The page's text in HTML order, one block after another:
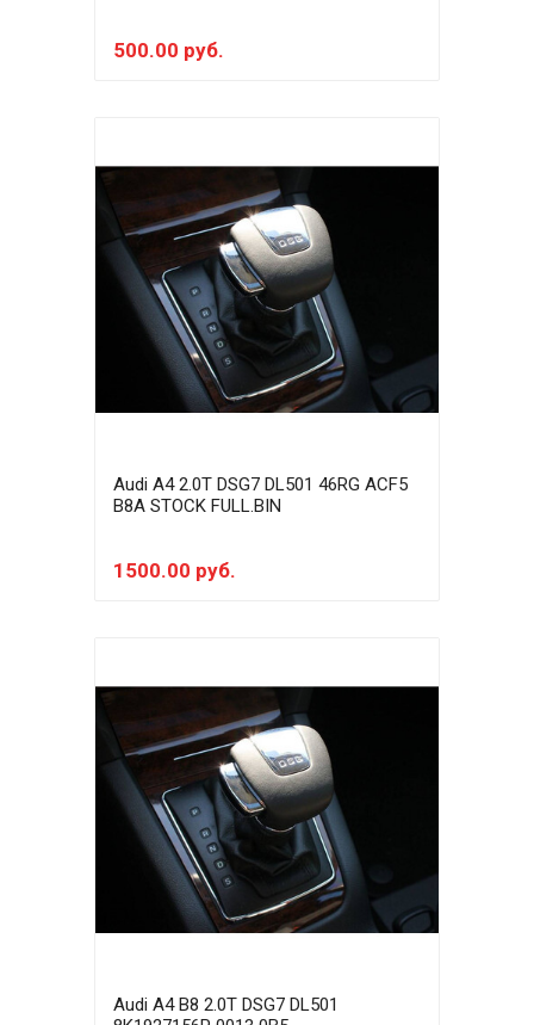
500.00 руб.
Audi A4 2.0T DSG7 DL501 46RG ACF5
B8A STOCK FULL.BIN
1500.00 руб.
Audi A4 B8 2.0T DSG7 DL501